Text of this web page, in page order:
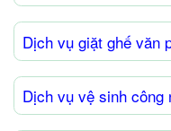
Dịch vụ giặt ghế văn
Dịch vụ vệ sinh công